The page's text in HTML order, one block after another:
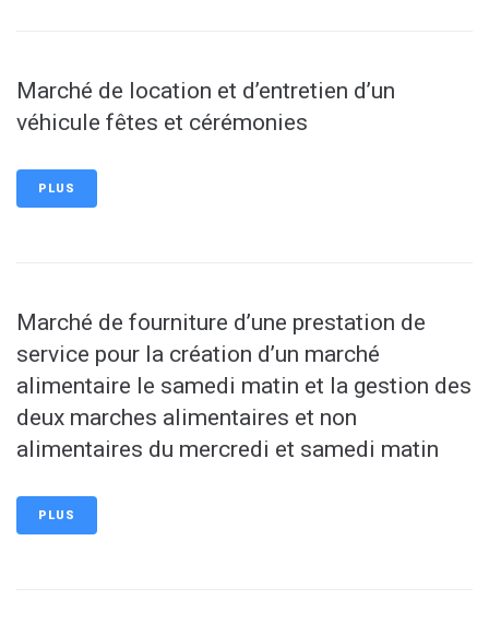
Marché de location et d’entretien d’un
véhicule fêtes et cérémonies
PLUS
Marché de fourniture d’une prestation de
service pour la création d’un marché
alimentaire le samedi matin et la gestion des
deux marches alimentaires et non
alimentaires du mercredi et samedi matin
PLUS